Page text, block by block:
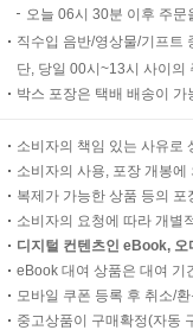
오늘 06시 30분 이후 주
직수입 음반/영상물/기프트
단, 당일 00시~13시 사이의
박스 포장은 택배 배송이
소비자의 책임 있는 사유로
소비자의 사용, 포장 개봉
복제가 가능한 상품 등의
소비자의 요청에 따라 개별
디지털 컨텐츠인 eBook,
eBook 대여 상품은 대여 기
모바일 쿠폰 등록 후 취소/
중고상품이 구매확정(자동